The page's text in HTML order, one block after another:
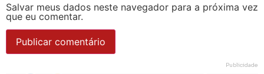
Salvar meus dados neste navegador para a próxima vez
que eu comentar.
Publicidade